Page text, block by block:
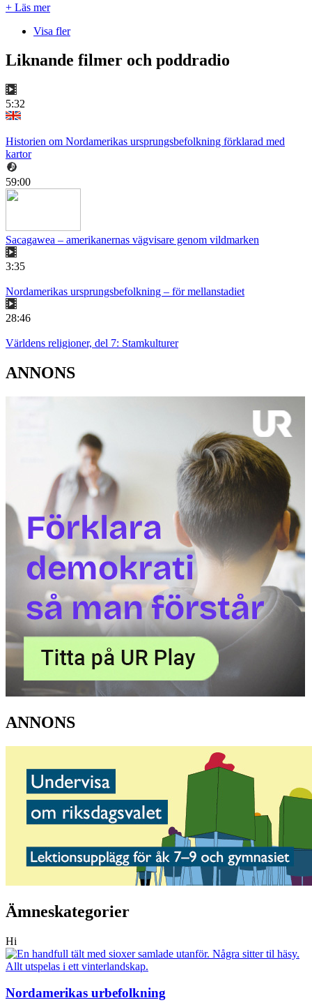
+ Läs mer
Visa fler
Liknande filmer och poddradio
5:32
Historien om Nordamerikas ursprungsbefolkning förklarad med
kartor
59:00
Sacagawea – amerikanernas vägvisare genom vildmarken
3:35
Nordamerikas ursprungsbefolkning – för mellanstadiet
28:46
Världens religioner, del 7: Stamkulturer
ANNONS
ANNONS
Ämneskategorier
Hi
Nordamerikas urbefolkning